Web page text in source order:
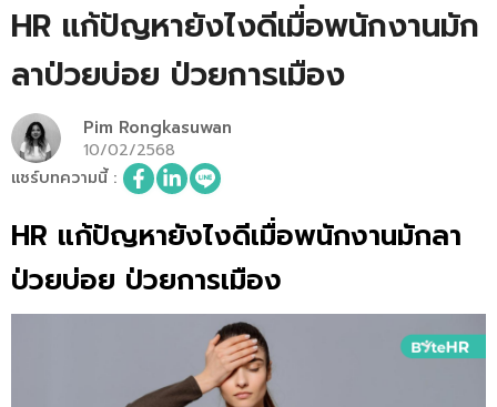
HR แก้ปัญหายังไงดีเมื่อพนักงานมัก
ลาป่วยบ่อย ป่วยการเมือง
Pim Rongkasuwan
10/02/2568
แชร์บทความนี้:
HR แก้ปัญหายังไงดีเมื่อพนักงานมักลา
ป่วยบ่อย ป่วยการเมือง